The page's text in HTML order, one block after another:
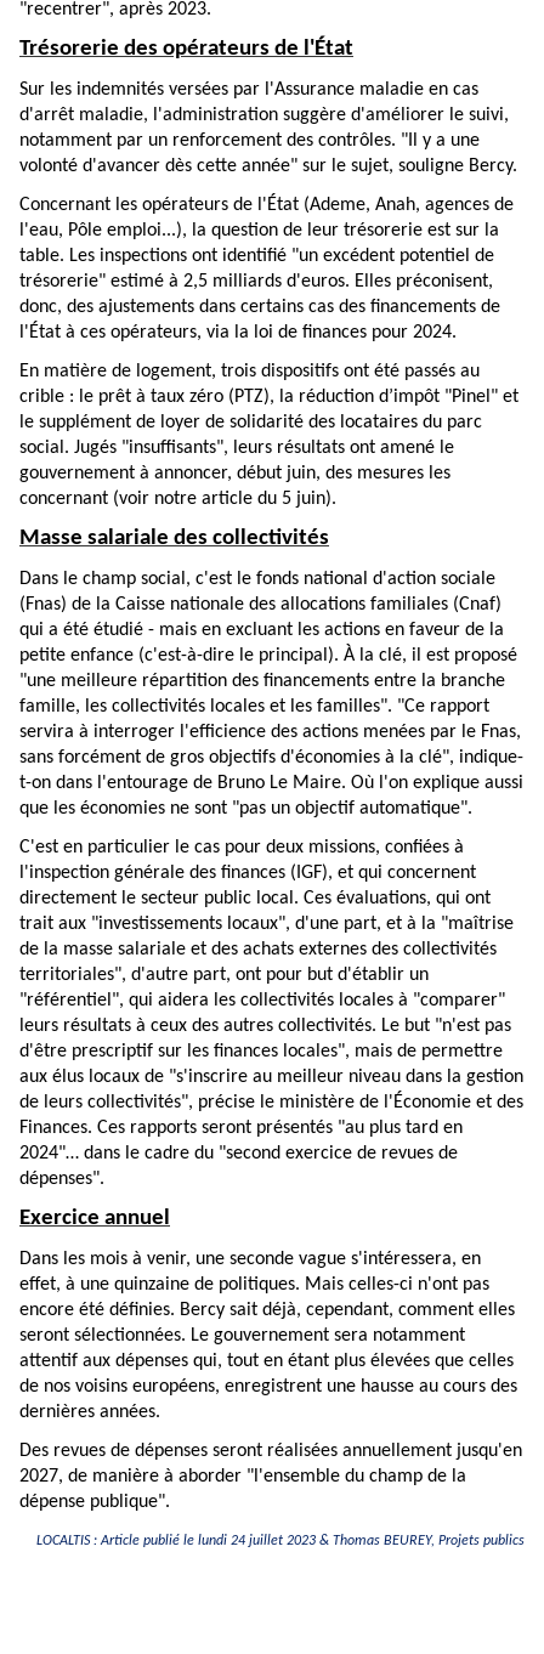
"recentrer", après 2023.
Trésorerie des opérateurs de l'État
Sur les indemnités versées par l'Assurance maladie en cas
d'arrêt maladie, l'administration suggère d'améliorer le suivi,
notamment par un renforcement des contrôles. "Il y a une
volonté d'avancer dès cette année" sur le sujet, souligne Bercy.
Concernant les opérateurs de l'État (Ademe, Anah, agences de
l'eau, Pôle emploi...), la question de leur trésorerie est sur la
table. Les inspections ont identifié "un excédent potentiel de
trésorerie" estimé à 2,5 milliards d'euros. Elles préconisent,
donc, des ajustements dans certains cas des financements de
l'État à ces opérateurs, via la loi de finances pour 2024.
En matière de logement, trois dispositifs ont été passés au
crible : le prêt à taux zéro (PTZ), la réduction d’impôt "Pinel" et
le supplément de loyer de solidarité des locataires du parc
social. Jugés "insuffisants", leurs résultats ont amené le
gouvernement à annoncer, début juin, des mesures les
concernant (voir notre article du 5 juin).
Masse salariale des collectivités
Dans le champ social, c'est le fonds national d'action sociale
(Fnas) de la Caisse nationale des allocations familiales (Cnaf)
qui a été étudié - mais en excluant les actions en faveur de la
petite enfance (c'est-à-dire le principal). À la clé, il est proposé
"une meilleure répartition des financements entre la branche
famille, les collectivités locales et les familles". "Ce rapport
servira à interroger l'efficience des actions menées par le Fnas,
sans forcément de gros objectifs d'économies à la clé", indique-
t-on dans l'entourage de Bruno Le Maire. Où l'on explique aussi
que les économies ne sont "pas un objectif automatique".
C'est en particulier le cas pour deux missions, confiées à
l'inspection générale des finances (IGF), et qui concernent
directement le secteur public local. Ces évaluations, qui ont
trait aux "investissements locaux", d'une part, et à la "maîtrise
de la masse salariale et des achats externes des collectivités
territoriales", d'autre part, ont pour but d'établir un
"référentiel", qui aidera les collectivités locales à "comparer"
leurs résultats à ceux des autres collectivités. Le but "n'est pas
d'être prescriptif sur les finances locales", mais de permettre
aux élus locaux de "s'inscrire au meilleur niveau dans la gestion
de leurs collectivités", précise le ministère de l'Économie et des
Finances. Ces rapports seront présentés "au plus tard en
2024"… dans le cadre du "second exercice de revues de
dépenses".
Exercice annuel
Dans les mois à venir, une seconde vague s'intéressera, en
effet, à une quinzaine de politiques. Mais celles-ci n'ont pas
encore été définies. Bercy sait déjà, cependant, comment elles
seront sélectionnées. Le gouvernement sera notamment
attentif aux dépenses qui, tout en étant plus élevées que celles
de nos voisins européens, enregistrent une hausse au cours des
dernières années.
Des revues de dépenses seront réalisées annuellement jusqu'en
2027, de manière à aborder "l'ensemble du champ de la
dépense publique".
LOCALTIS : Article publié le lundi 24 juillet 2023 & Thomas BEUREY, Projets publics